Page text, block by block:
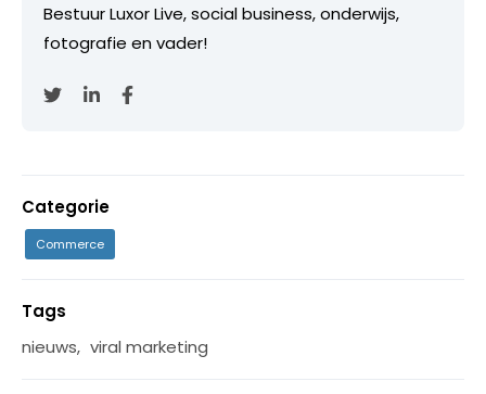
Bestuur Luxor Live, social business, onderwijs,
fotografie en vader!
Categorie
Commerce
Tags
nieuws, viral marketing